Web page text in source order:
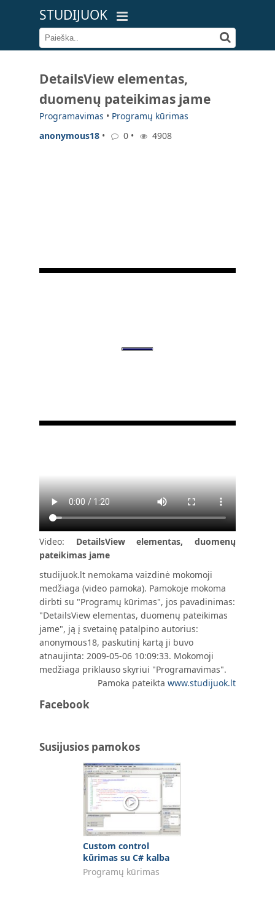
STUDIJUOK
DetailsView elementas,
duomenų pateikimas jame
Programavimas • Programų kūrimas
anonymous18 • 0 • 4908
Video: DetailsView elementas, duomenų
pateikimas jame
studijuok.lt nemokama vaizdinė mokomoji
medžiaga (video pamoka). Pamokoje mokoma
dirbti su "Programų kūrimas", jos pavadinimas:
"DetailsView elementas, duomenų pateikimas
jame", ją į svetainę patalpino autorius:
anonymous18, paskutinį kartą ji buvo
atnaujinta: 2009-05-06 10:09:33. Mokomoji
medžiaga priklauso skyriui "Programavimas".
Pamoka pateikta www.studijuok.lt
Facebook
Susijusios pamokos
Custom control
kūrimas su C# kalba
Programų kūrimas